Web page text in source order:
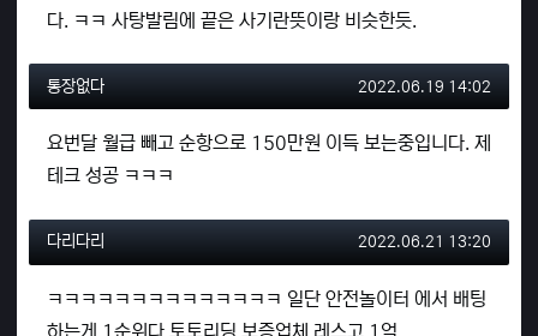
다. ㅋㅋ 사탕발림에 끝은 사기란뜻이랑 비슷한듯.
통장없다님의 댓글
통장없다 작성일
2022.06.19 14:02
요번달 월급 빼고 순항으로 150만원 이득 보는중입니다. 제
테크 성공 ㅋㅋㅋ
다리다리님의 댓글
다리다리 작성일
2022.06.21 13:20
ㅋㅋㅋㅋㅋㅋㅋㅋㅋㅋㅋㅋㅋㅋ 일단 안전놀이터 에서 배팅
하는게 1순위다 토토리딩 보증업체 레스고 1억